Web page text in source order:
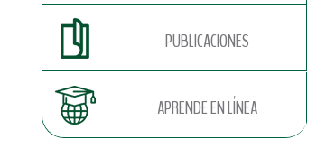
PUBLICACIONES
APRENDE EN LÍNEA